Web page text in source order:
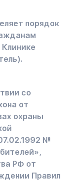
порядок
со
от
охраны
№
РФ от
Правил